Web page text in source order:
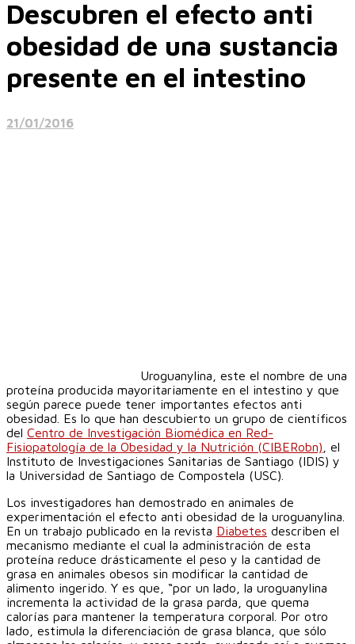
Descubren el efecto anti
obesidad de una sustancia
presente en el intestino
21/01/2016
Uroguanylina, este el nombre de una
proteína producida mayoritariamente en el intestino y que
según parece puede tener importantes efectos anti
obesidad. Es lo que han descubierto un grupo de científicos
del Centro de Investigación Biomédica en Red-
Fisiopatología de la Obesidad y la Nutrición (CIBERobn) , el
Instituto de Investigaciones Sanitarias de Santiago (IDIS) y
la Universidad de Santiago de Compostela (USC).
Los investigadores han demostrado en animales de
experimentación el efecto anti obesidad de la uroguanylina.
En un trabajo publicado en la revista Diabetes describen el
mecanismo mediante el cual la administración de esta
proteína reduce drásticamente el peso y la cantidad de
grasa en animales obesos sin modificar la cantidad de
alimento ingerido. Y es que, “por un lado, la uroguanylina
incrementa la actividad de la grasa parda, que quema
calorías para mantener la temperatura corporal. Por otro
lado, estimula la diferenciación de grasa blanca, que sólo